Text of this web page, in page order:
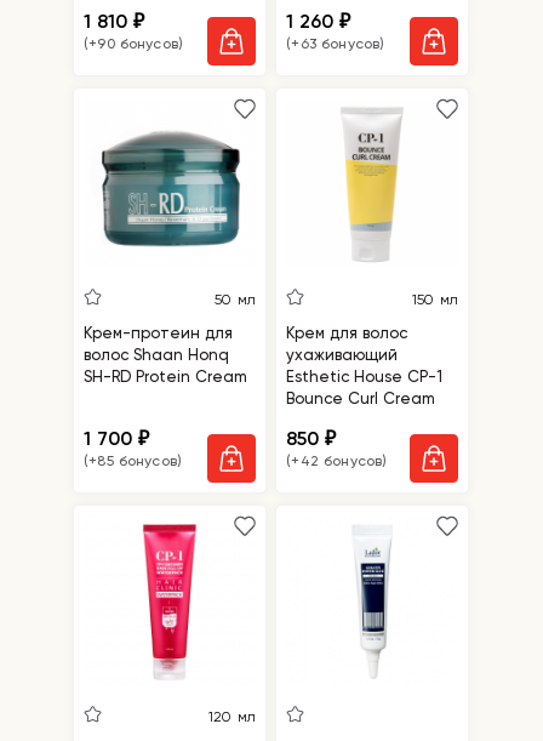
1 810₽
(+90 бонусов)
1 260₽
(+63 бонусов)
50 мл
Крем-протеин для
волос Shaan Honq
SH-RD Protein Cream
1 700₽
(+85 бонусов)
150 мл
Крем для волос
ухаживающий
Esthetic House CP-1
Bounce Curl Cream
850₽
(+42 бонусов)
120 мл